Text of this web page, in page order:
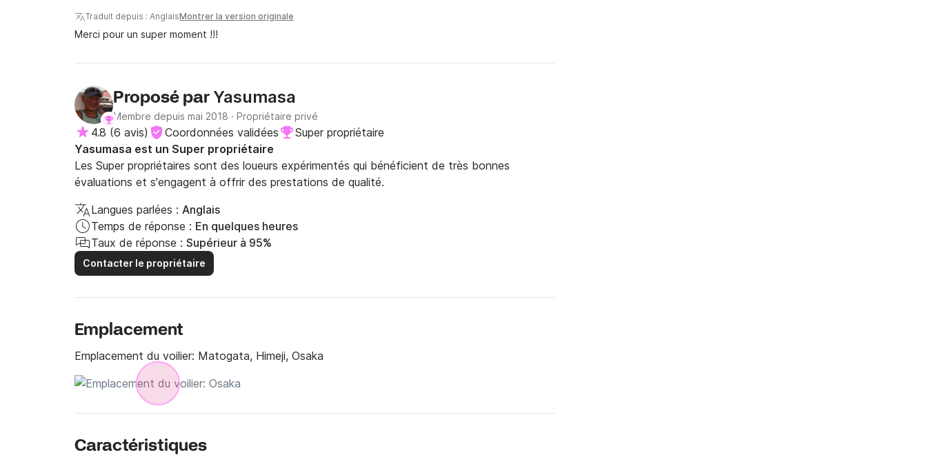
Traduit depuis : AnglaisMontrer la version originale
Merci pour un super moment !!!
Proposé par Yasumasa
Membre depuis mai 2018 · Propriétaire privé
4.8 (6 avis) Coordonnées validées
Super propriétaire
Yasumasa est un Super propriétaire
Les Super propriétaires sont des loueurs expérimentés qui bénéficient de très bonnes
évaluations et s'engagent à offrir des prestations de qualité.
Langues parlées : Anglais
Temps de réponse : En quelques heures
Taux de réponse : Supérieur à 95%
Contacter le propriétaire
Emplacement
Emplacement du voilier: Matogata, Himeji, Osaka
Caractéristiques